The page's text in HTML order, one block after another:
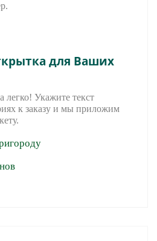
для Ваших
легко! Укажите текст
к заказу и мы приложим